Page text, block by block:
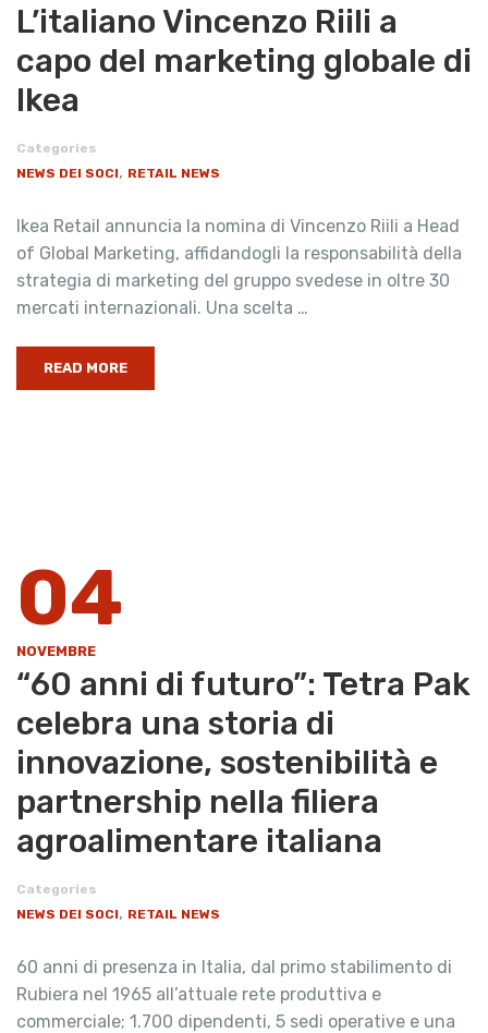
L’italiano Vincenzo Riili a
capo del marketing globale di
Ikea
Categories
NEWS DEI SOCI, RETAIL NEWS
Ikea Retail annuncia la nomina di Vincenzo Riili a Head
of Global Marketing, affidandogli la responsabilità della
strategia di marketing del gruppo svedese in oltre 30
mercati internazionali. Una scelta …
READ MORE
04
NOVEMBRE
“60 anni di futuro”: Tetra Pak
celebra una storia di
innovazione, sostenibilità e
partnership nella filiera
agroalimentare italiana
Categories
NEWS DEI SOCI, RETAIL NEWS
60 anni di presenza in Italia, dal primo stabilimento di
Rubiera nel 1965 all’attuale rete produttiva e
commerciale; 1.700 dipendenti, 5 sedi operative e una